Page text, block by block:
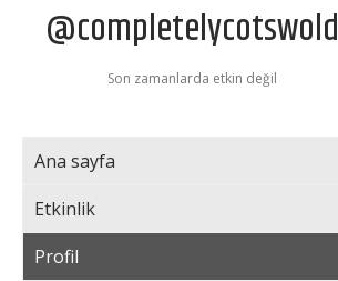
@completelycotswold
Son zamanlarda etkin değil
Ana sayfa
Etkinlik
Profil